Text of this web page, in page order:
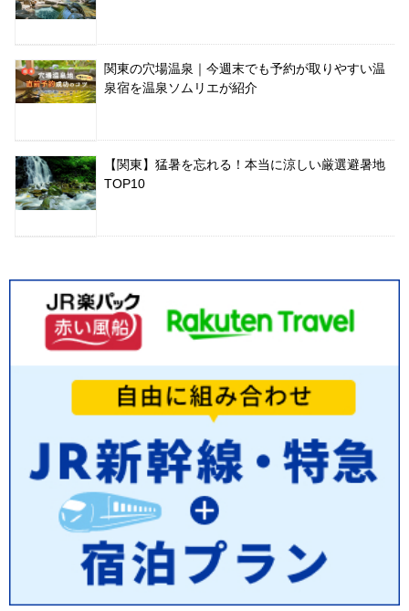
関東の穴場温泉｜今週末でも予約が取りやすい温
泉宿を温泉ソムリエが紹介
【関東】猛暑を忘れる！本当に涼しい厳選避暑地
TOP10